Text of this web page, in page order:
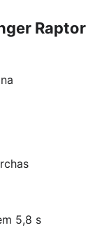
Raptor
5,8 s